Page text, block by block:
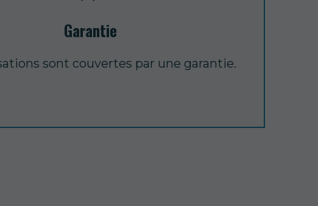
Garantie
sont couvertes par une garantie.